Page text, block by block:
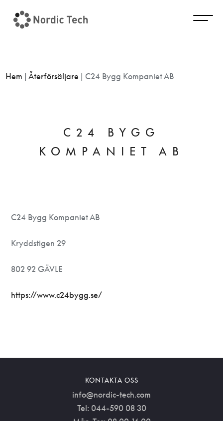
Hem |Återförsäljare |C24 Bygg Kompaniet AB
C24 BYGG
KOMPANIET AB
C24 Bygg Kompaniet AB
Kryddstigen 29
802 92 GÄVLE
https://www.c24bygg.se/
KONTAKTA OSS
info@nordic-tech.com
Tel: 044-590 08 30